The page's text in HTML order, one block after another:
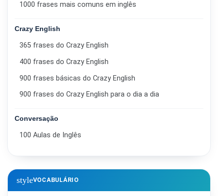
1000 frases mais comuns em inglês
Crazy English
365 frases do Crazy English
400 frases do Crazy English
900 frases básicas do Crazy English
900 frases do Crazy English para o dia a dia
Conversação
100 Aulas de Inglês
styleVOCABULÁRIO